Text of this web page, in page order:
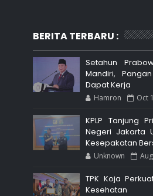
BERITA TERBARU :
Setahun
Mandiri,
Dapat Kerja
Hamron Oct
KPLP Tanjung
Negeri Jakarta
Kesepakatan
Unknown
TPK Koja
Kesehatan